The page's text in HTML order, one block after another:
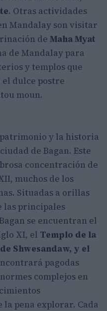
. Otras actividades
Mandalay son visitar
de Maha Myat
de Mandalay para
y templos que
dulce postre
moun.
y la historia
de Bagan. Este
concentración de
muchos de los
Situadas a orillas
las principales
se encuentran el
XI, el Templo de la
Shwesandaw, y el
pagodas
complejos en
la pena explorar. Cada